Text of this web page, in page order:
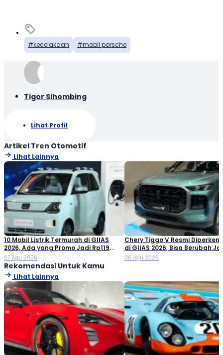
kecelakaan mobil porsche
Tigor Sihombing
Lihat Profil
Artikel Tren Otomotif
Lihat Lainnya
10 Mobil Listrik Termurah di GIIAS
2026, Ada yang Promo Jadi Rp119
Jutaan!
07 Agu 2026
Chery Tiggo V Resmi
di GIIAS 2026, Bisa Berubah
Double Cabin
06 Agu 2026
Rekomendasi Untuk Kamu
Lihat Lainnya